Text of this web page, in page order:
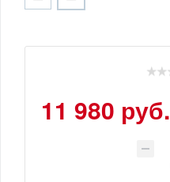
11 980 руб.